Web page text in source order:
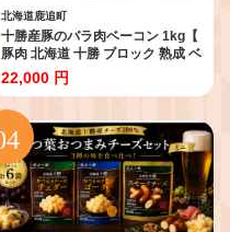
北海道鹿追町
十勝産豚のバラ肉ベーコン 1kg【
豚肉 北海道 十勝 ブロック 熟成 ベ
ーコン 惣菜 弁当 おかず 冷凍 便利
食卓 パスタ 簡単調理 おつまみ 朝
食 晩ごはん サラダ 大容量 厚切り
加工肉 レシピ 簡単 燻製 国産 北海
道 鹿追町 】 SKD004
22,000 円